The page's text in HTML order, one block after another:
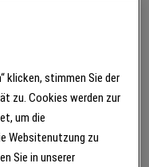
klicken, stimmen Sie der
zu. Cookies werden zur
um die
Websitenutzung zu
Sie in unserer